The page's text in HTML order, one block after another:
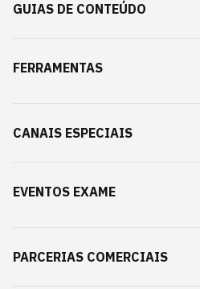
GUIAS DE CONTEÚDO
FERRAMENTAS
CANAIS ESPECIAIS
EVENTOS EXAME
PARCERIAS COMERCIAIS